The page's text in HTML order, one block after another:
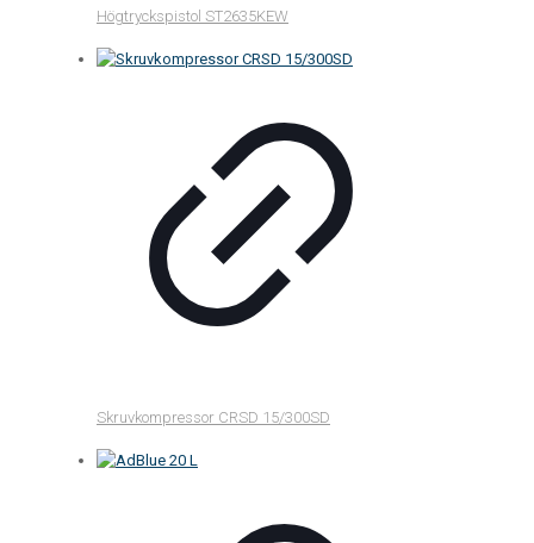
Högtryckspistol ST2635KEW
Skruvkompressor CRSD 15/300SD